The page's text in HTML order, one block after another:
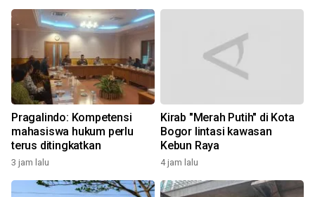
Pragalindo: Kompetensi
mahasiswa hukum perlu
terus ditingkatkan
3 jam lalu
Kirab "Merah Putih" di Kota
Bogor lintasi kawasan
Kebun Raya
4 jam lalu